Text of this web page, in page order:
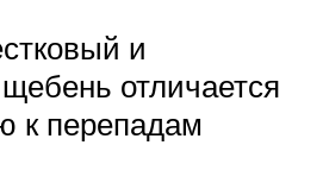
и
отличается
к перепадам